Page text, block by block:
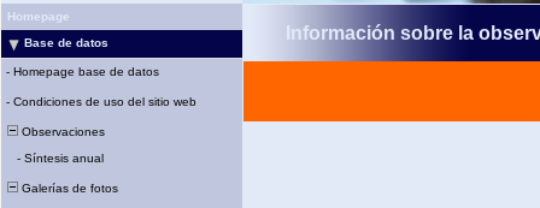
Homepage
Base de datos
- Homepage base de datos
- Condiciones de uso del sitio web
Observaciones
- Síntesis anual
Galerías de fotos
Información sobre la